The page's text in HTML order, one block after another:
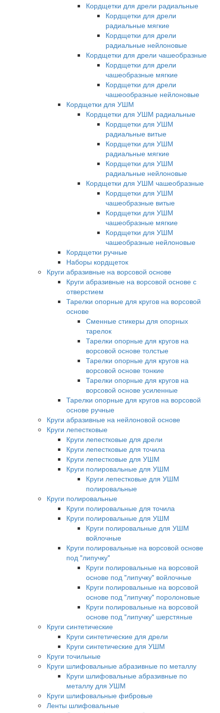
Кордщетки для дрели радиальные
Кордщетки для дрели
радиальные мягкие
Кордщетки для дрели
радиальные нейлоновые
Кордщетки для дрели чашеобразные
Кордщетки для дрели
чашеобразные мягкие
Кордщетки для дрели
чашеообразные нейлоновые
Кордщетки для УШМ
Кордщетки для УШМ радиальные
Кордщетки для УШМ
радиальные витые
Кордщетки для УШМ
радиальные мягкие
Кордщетки для УШМ
радиальные нейлоновые
Кордщетки для УШМ чашеобразные
Кордщетки для УШМ
чашеобразные витые
Кордщетки для УШМ
чашеобразные мягкие
Кордщетки для УШМ
чашеобразные нейлоновые
Кордщетки ручные
Наборы кордщеток
Круги абразивные на ворсовой основе
Круги абразивные на ворсовой основе с
отверстием
Тарелки опорные для кругов на ворсовой
основе
Сменные стикеры для опорных
тарелок
Тарелки опорные для кругов на
ворсовой основе толстые
Тарелки опорные для кругов на
ворсовой основе тонкие
Тарелки опорные для кругов на
ворсовой основе усиленные
Тарелки опорные для кругов на ворсовой
основе ручные
Круги абразивные на нейлоновой основе
Круги лепестковые
Круги лепестковые для дрели
Круги лепестковые для точила
Круги лепестковые для УШМ
Круги полировальные для УШМ
Круги лепестковые для УШМ
полировальные
Круги полировальные
Круги полировальные для точила
Круги полировальные для УШМ
Круги полировальные для УШМ
войлочные
Круги полировальные на ворсовой основе
под "липучку"
Круги полировальные на ворсовой
основе под "липучку" войлочные
Круги полировальные на ворсовой
основе под "липучку" поролоновые
Круги полировальные на ворсовой
основе под "липучку" шерстяные
Круги синтетические
Круги синтетические для дрели
Круги синтетические для УШМ
Круги точильные
Круги шлифовальные абразивные по металлу
Круги шлифовальные абразивные по
металлу для УШМ
Круги шлифовальные фибровые
Ленты шлифовальные